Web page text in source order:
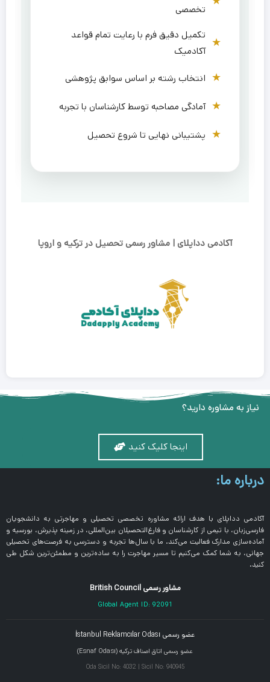
تخصصی
تکمیل دقیق فرم با رعایت تمام قواعد
آکادمیک
انتخاب رشته بر اساس سوابق پژوهشی
آمادگی مصاحبه توسط کارشناسان با تجربه
پشتیبانی نهایی تا شروع تحصیل
آکادمی دداپلای | مشاور رسمی تحصیل در ترکیه و اروپا
نیاز به مشاوره دارید؟
اینجا کلیک کنید
درباره ما:
آکادمی دداپلای با هدف ارائه مشاوره تخصصی تحصیلی و مهاجرتی به دانشجویان
فارسی‌زبان، با تیمی از کارشناسان و فارغ‌التحصیلان بین‌المللی، در زمینه پذیرش، بورسیه و
آماده‌سازی مدارک فعالیت می‌کند. ما با سال‌ها تجربه و دسترسی به فرصت‌های تحصیلی
جهانی، به شما کمک می‌کنیم تا مسیر مهاجرت را به ساده‌ترین و مطمئن‌ترین شکل طی
کنید.
مشاور رسمی British Council
Global Agent ID: 92091
عضو رسمی İstanbul Reklamcılar Odası
عضو رسمی اتاق اصناف ترکیه (Esnaf Odası)
Oda Sicil No: 4032 | Sicil No: 940945